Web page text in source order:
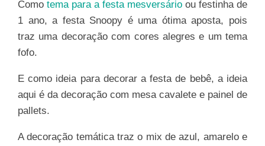
Como tema para a festa mesversário ou festinha de
1 ano, a festa Snoopy é uma ótima aposta, pois
traz uma decoração com cores alegres e um tema
fofo.
E como ideia para decorar a festa de bebê, a ideia
aqui é da decoração com mesa cavalete e painel de
pallets.
A decoração temática traz o mix de azul, amarelo e